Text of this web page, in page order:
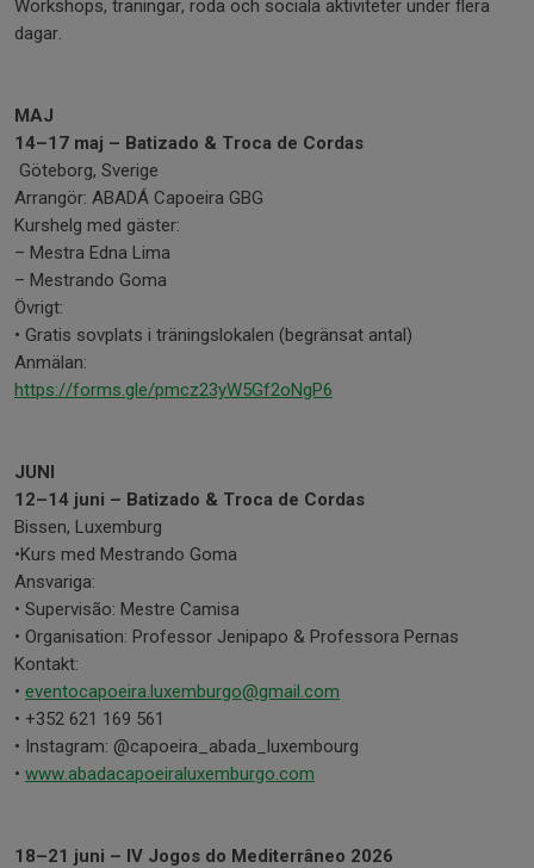
Workshops, träningar, roda och sociala aktiviteter under flera
dagar.
MAJ
14–17 maj – Batizado & Troca de Cordas
Göteborg, Sverige
Arrangör: ABADÁ Capoeira GBG
Kurshelg med gäster:
– Mestra Edna Lima
– Mestrando Goma
Övrigt:
• Gratis sovplats i träningslokalen (begränsat antal)
Anmälan:
https://forms.gle/pmcz23yW5Gf2oNgP6
JUNI
12–14 juni – Batizado & Troca de Cordas
Bissen, Luxemburg
•Kurs med Mestrando Goma
Ansvariga:
• Supervisão: Mestre Camisa
• Organisation: Professor Jenipapo & Professora Pernas
Kontakt:
• eventocapoeira.luxemburgo@gmail.com
• +352 621 169 561
• Instagram: @capoeira_abada_luxembourg
• www.abadacapoeiraluxemburgo.com
18–21 juni – IV Jogos do Mediterrâneo 2026